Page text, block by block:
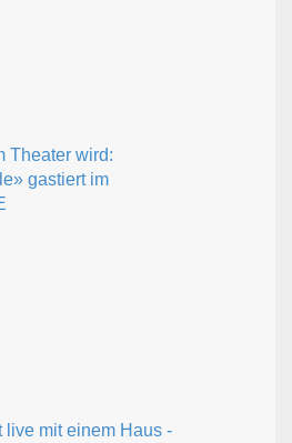
Theater wird:
gastiert im
live mit einem Haus -